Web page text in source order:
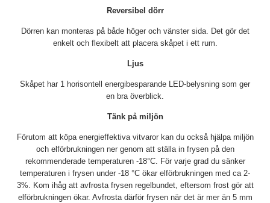
Reversibel dörr
Dörren kan monteras på både höger och vänster sida. Det gör det
enkelt och flexibelt att placera skåpet i ett rum.
Ljus
Skåpet har 1 horisontell energibesparande LED-belysning som ger
en bra överblick.
Tänk på miljön
Förutom att köpa energieffektiva vitvaror kan du också hjälpa miljön
och elförbrukningen ner genom att ställa in frysen på den
rekommenderade temperaturen -18°C. För varje grad du sänker
temperaturen i frysen under -18 °C ökar elförbrukningen med ca 2-
3%. Kom ihåg att avfrosta frysen regelbundet, eftersom frost gör att
elförbrukningen ökar. Avfrosta därför frysen när det är mer än 5 mm